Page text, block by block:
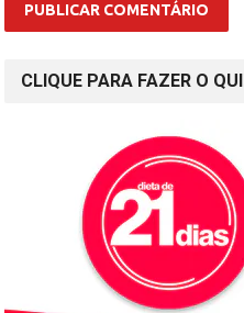
CLIQUE PARA FAZER O